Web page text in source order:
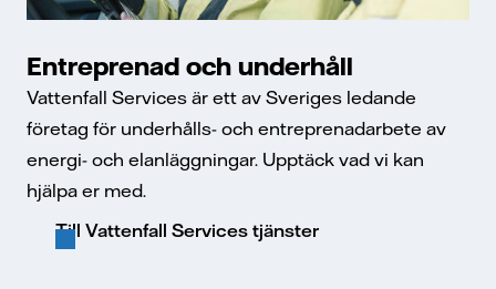
Entreprenad och underhåll
Vattenfall Services är ett av Sveriges ledande
företag för underhålls- och entreprenadarbete av
energi- och elanläggningar. Upptäck vad vi kan
hjälpa er med.
Till Vattenfall Services tjänster